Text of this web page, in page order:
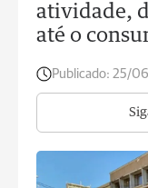
atividade,
até o
Publicado: 25/